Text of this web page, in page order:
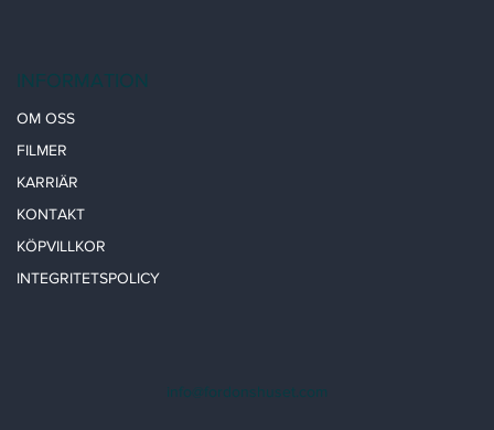
INFORMATION
OM OSS
FILMER
KARRIÄR
KONTAKT
KÖPVILLKOR
INTEGRITETSPOLICY
info@fordonshuset.com